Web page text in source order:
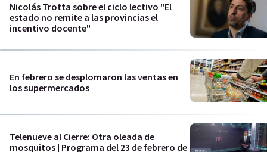
Nicolás Trotta sobre el ciclo lectivo "El
estado no remite a las provincias el
incentivo docente"
En febrero se desplomaron las ventas en
los supermercados
Telenueve al Cierre: Otra oleada de
mosquitos | Programa del 23 de febrero de